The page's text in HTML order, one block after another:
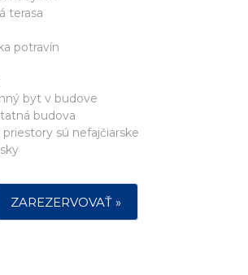
terasa
potravín
byt v budove
budova
sú nefajčiarske
ZAREZERVOVAŤ »